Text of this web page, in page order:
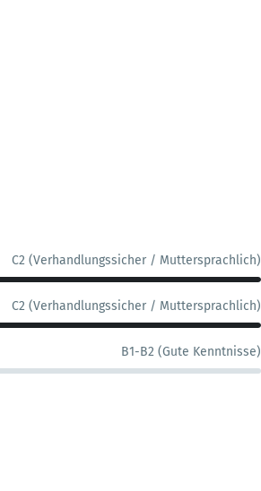
C2 (Verhandlungssicher / Muttersprachlich)
C2 (Verhandlungssicher / Muttersprachlich)
B1-B2 (Gute Kenntnisse)